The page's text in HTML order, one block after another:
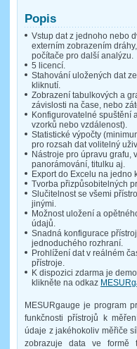
Popis
Vstup dat z jednoho nebo
externím zobrazením
počítače pro další analýzu.
5 licencí.
Stahování uložených dat
kliknutí.
Zobrazení tabulkových a
závislosti na čase, nebo
Konfigurovatelné spuštění
vzorků nebo vzdálenost).
Statistické výpočty
pro rozsah dat volitelný
Nástroje pro úpravu grafu,
panorámování, titulku aj.
Export do Excelu na jedno
Tvorba přizpůsobitelných
Slučitelnost se všemi
jinými.
Možnost uložení a
údajů.
Snadná konfigurace
jednoduchého rozhraní.
Prohlížení dat v reálném
přístroje.
K dispozici zdarma je
klikněte na odkaz
MESURgauge je program
funkčnosti přístrojů k
údaje z jakéhokoliv měřiče
zobrazuje data ve formě